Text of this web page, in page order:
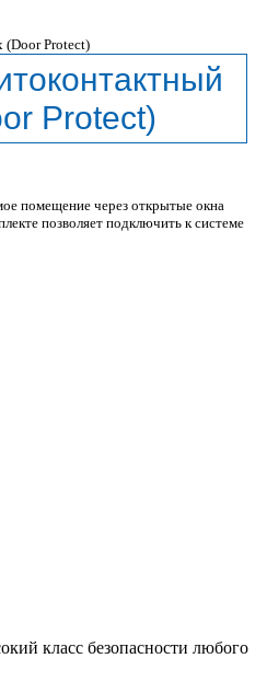
Protect)
помещение через открытые окна
позволяет подключить к системе
класс безопасности любого